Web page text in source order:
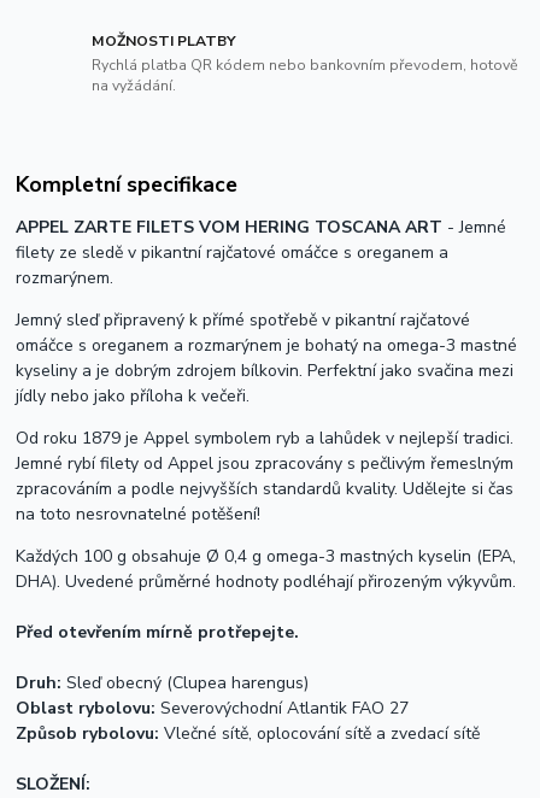
MOŽNOSTI PLATBY
Rychlá platba QR kódem nebo bankovním převodem, hotově
na vyžádání.
Kompletní specifikace
APPEL ZARTE FILETS VOM HERING TOSCANA ART - Jemné
filety ze sledě v pikantní rajčatové omáčce s oreganem a
rozmarýnem.
Jemný sleď připravený k přímé spotřebě v pikantní rajčatové
omáčce s oreganem a rozmarýnem je bohatý na omega-3 mastné
kyseliny a je dobrým zdrojem bílkovin. Perfektní jako svačina mezi
jídly nebo jako příloha k večeři.
Od roku 1879 je Appel symbolem ryb a lahůdek v nejlepší tradici.
Jemné rybí filety od Appel jsou zpracovány s pečlivým řemeslným
zpracováním a podle nejvyšších standardů kvality. Udělejte si čas
na toto nesrovnatelné potěšení!
Každých 100 g obsahuje Ø 0,4 g omega-3 mastných kyselin (EPA,
DHA). Uvedené průměrné hodnoty podléhají přirozeným výkyvům.
Před otevřením mírně protřepejte.
Druh: Sleď obecný (Clupea harengus)
Oblast rybolovu: Severovýchodní Atlantik FAO 27
Způsob rybolovu: Vlečné sítě, oplocování sítě a zvedací sítě
SLOŽENÍ: